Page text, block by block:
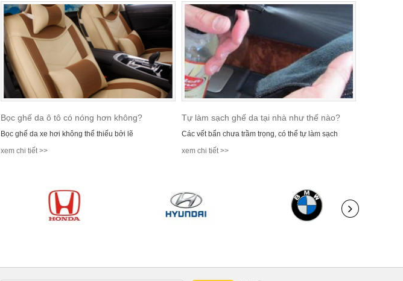
Bọc ghế da ô tô có nóng hơn không?
Bọc ghế da xe hơi không thể thiếu bởi lẽ
xem chi tiết >>
Tự làm sạch ghế da tại nhà như thế nào?
Các vết bẩn chưa trầm trọng, có thể tự làm sạch
xem chi tiết >>